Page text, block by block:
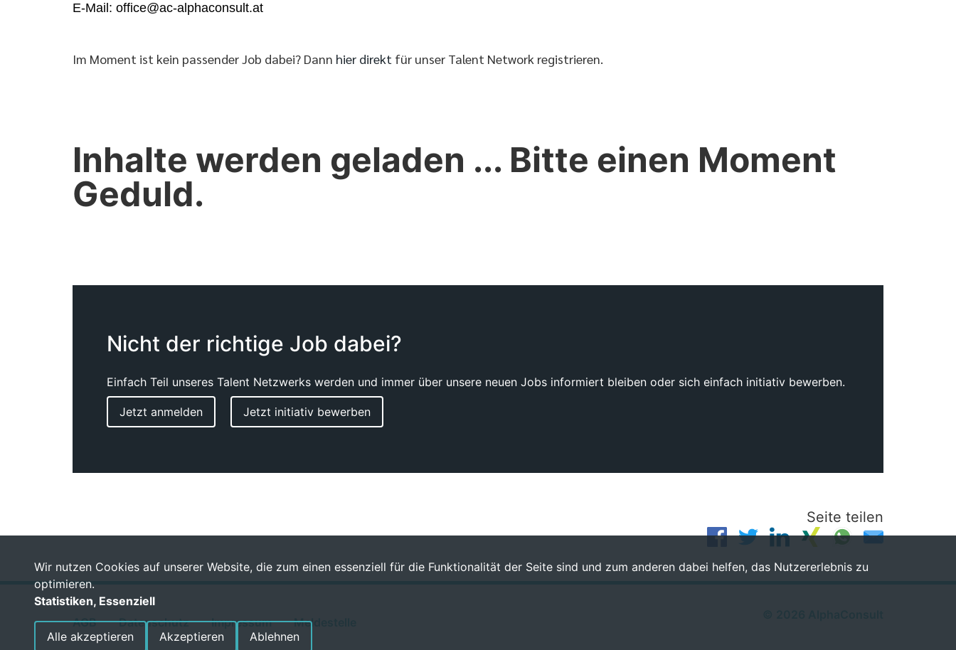
E-Mail: office@ac-alphaconsult.at
Im Moment ist kein passender Job dabei? Dann hier direkt für unser Talent Network registrieren.
Inhalte werden geladen ... Bitte einen Moment
Geduld.
Nicht der richtige Job dabei?
Einfach Teil unseres Talent Netzwerks werden und immer über unsere neuen Jobs informiert bleiben oder sich einfach initiativ bewerben.
Jetzt anmelden Jetzt initiativ bewerben
Seite teilen
AGB Datenschutz Impressum Meldestelle
Wir nutzen Cookies auf unserer Website, die zum einen essenziell für die Funktionalität der Seite sind und zum anderen dabei helfen, das Nutzererlebnis zu
optimieren.
Statistiken, Essenziell
Ablehnen
Alle akzeptieren Akzeptieren